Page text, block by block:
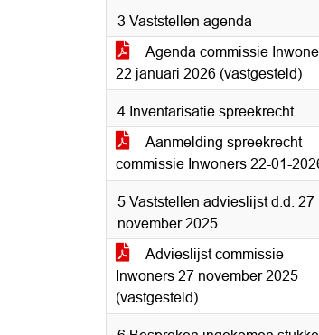
3 Vaststellen agenda
Agenda commissie
22 januari 2026 (vastgesteld)
4 Inventarisatie spreekrecht
Aanmelding spreekrecht
commissie Inwoners 22-01-
5 Vaststellen advieslijst d.d. 27
november 2025
Advieslijst commissie
Inwoners 27 november 2025
(vastgesteld)